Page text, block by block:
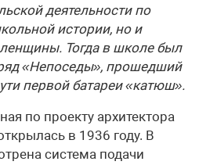
деятельности по
истории, но и
Тогда в школе был
«Непоседы», прошедший
первой батареи «катюш».
по проекту архитектора
в 1936 году. В
система подачи